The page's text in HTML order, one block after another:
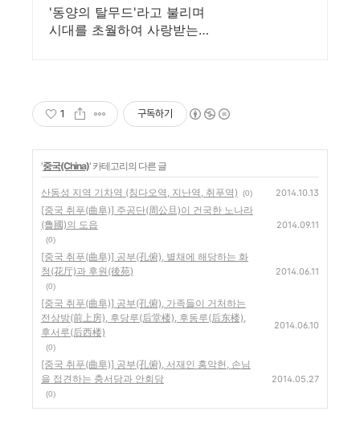
'동양의 탈무드'라고 불리며
시대를 초월하여 사랑받는
1 구독하기
'중국(China)' 카테고리의 다른 글
산동성 지역 기차역 (칭다오역, 지난역, 취푸역) (0) 2014.10.13
[중국 취푸(曲阜)] 주공단(周公旦)이 건국한 노나라
(魯國)의 도읍
(0)
2014.09.11
[중국 취푸(曲阜)] 공부(孔俯), 별채에 해당하는 화
청(花厅)과 후원(後苑)
(0)
2014.06.11
[중국 취푸(曲阜)] 공부(孔俯), 가족들이 거처하는
전상방(前上房), 후당루(后堂楼), 후동루(后东楼),
후서루(后西楼)
(0)
2014.06.10
[중국 취푸(曲阜)] 공부(孔俯), 서재인 홍악헌, 손님
을 접견하는 충서당과 안회당
(0)
2014.05.27